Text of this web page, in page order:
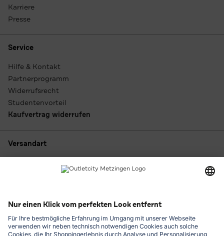
Karriere
Presse
Service
Hilfe & Kontakt
Partnerprogramm
Widerrufsrecht
Studentenvorteil
Kaufvertrag widerrufen
Versandart